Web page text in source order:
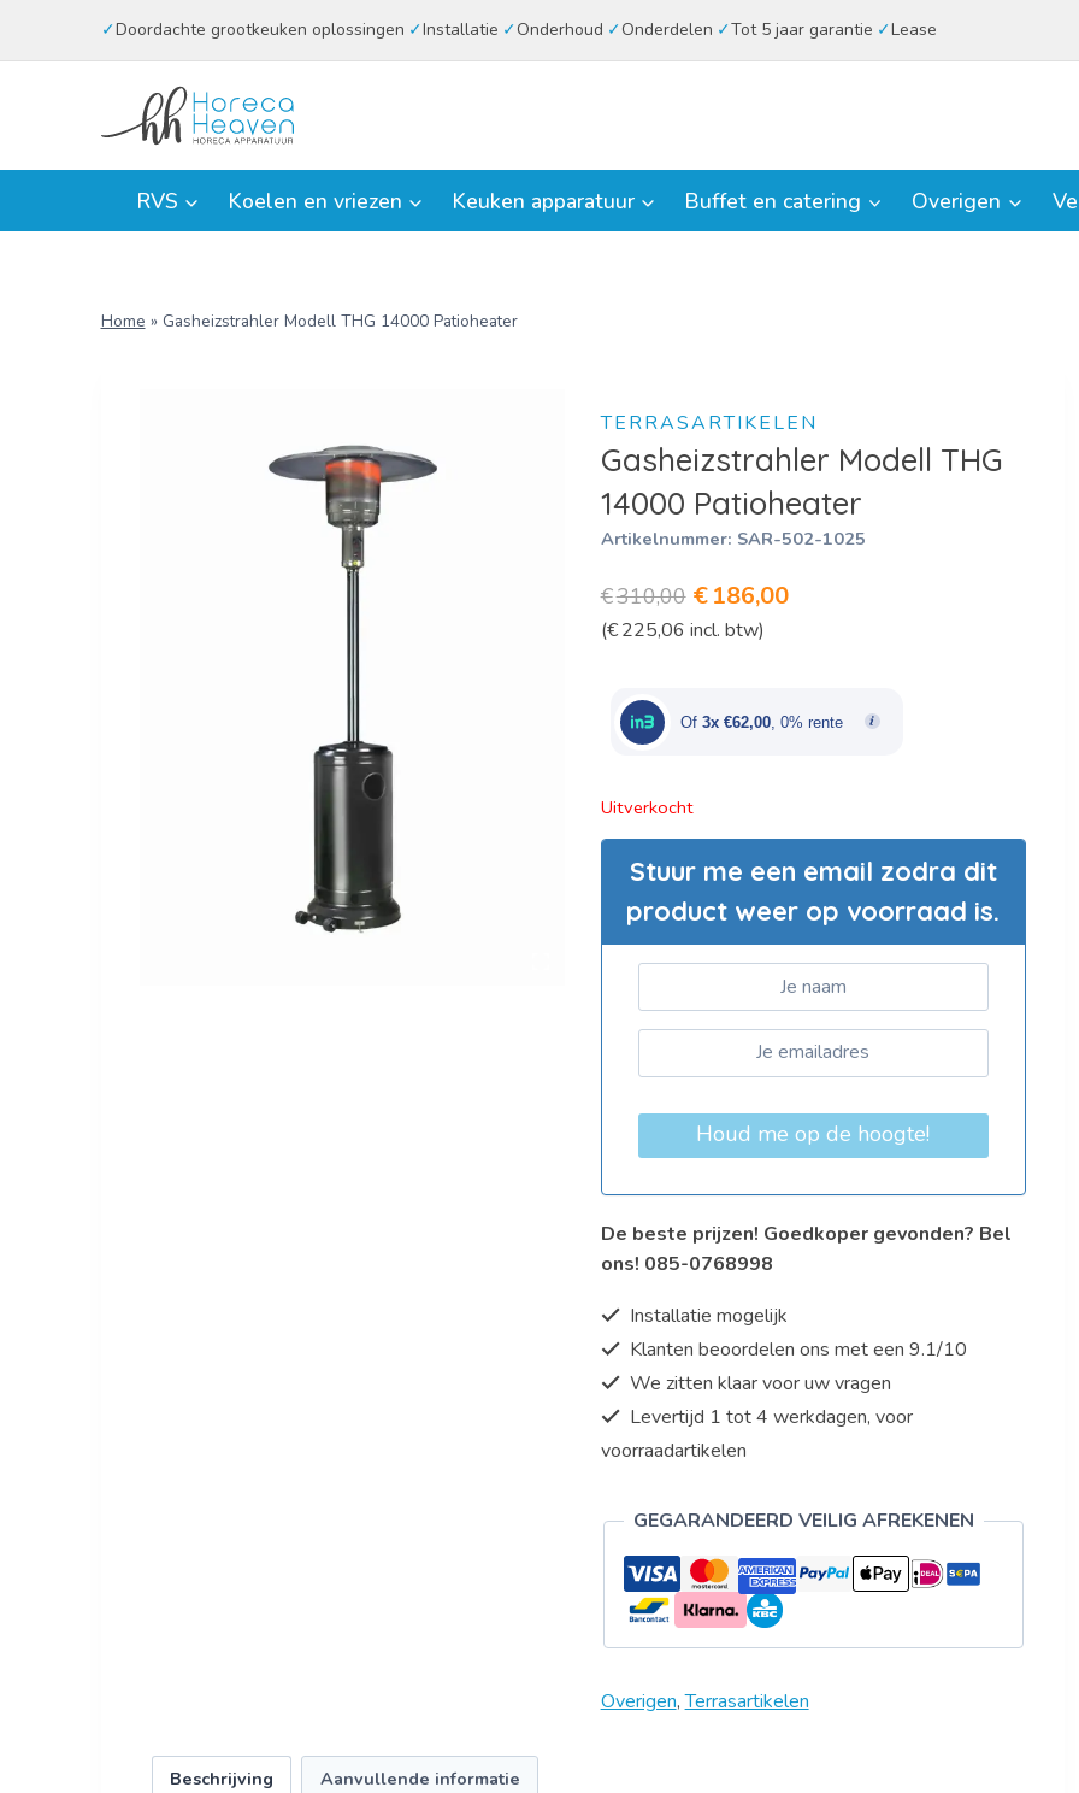
Doordachte grootkeuken oplossingen Installatie Onderhoud Onderdelen Tot 5 jaar garantie Lease
RVS Koelen en vriezen Keuken apparatuur Buffet en catering Overigen
Home » Gasheizstrahler Modell THG 14000 Patioheater
TERRASARTIKELEN
Gasheizstrahler Modell THG
14000 Patioheater
Artikelnummer: SAR-502-1025
€310,00 Oorspronkelijke
prijs
€310,00.
€ 186,00Huidige
€186,00.
(€ 225,06 incl. btw)
Of 3x €62,00, 0% rente
Uitverkocht
Stuur me een email zodra dit
product weer op voorraad is.
Houd me op de hoogte!
De beste prijzen! Goedkoper gevonden? Bel
ons! 085-0768998
Installatie mogelijk
Klanten beoordelen ons met een 9.1/10
We zitten klaar voor uw vragen
Levertijd 1 tot 4 werkdagen, voor
voorraadartikelen
GEGARANDEERD VEILIG AFREKENEN
Overigen,Terrasartikelen
Beschrijving Aanvullende informatie